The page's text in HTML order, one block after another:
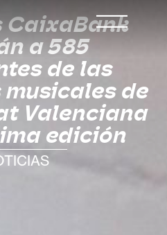
CaixaBank
a 585
de las
de
Valenciana
edición